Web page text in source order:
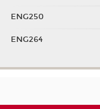
ENG250
ENG264